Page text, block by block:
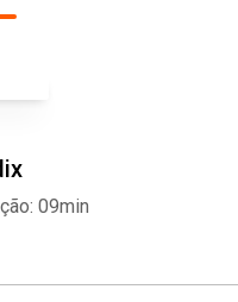
09min